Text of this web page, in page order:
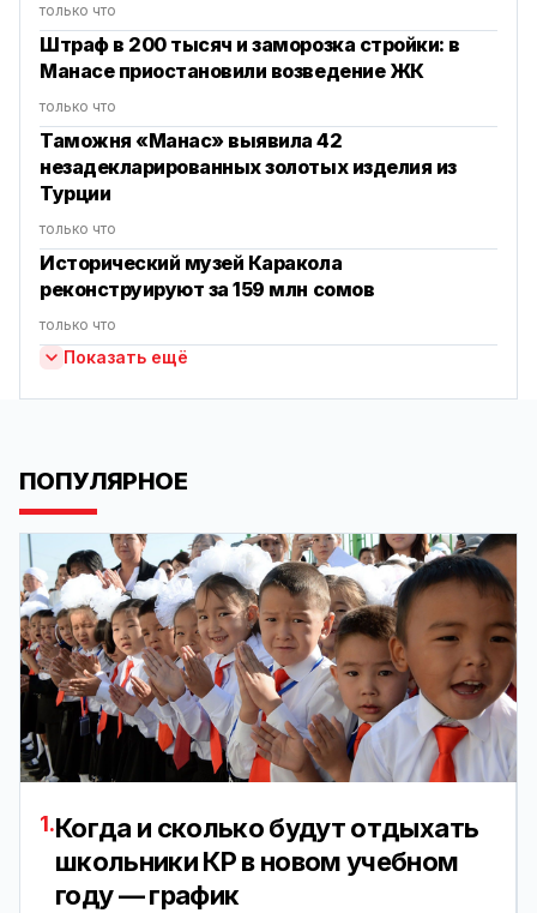
только что
Штраф в 200 тысяч и заморозка стройки: в
Манасе приостановили возведение ЖК
только что
Таможня «Манас» выявила 42
незадекларированных золотых изделия из
Турции
только что
Исторический музей Каракола
реконструируют за 159 млн сомов
только что
Показать ещё
ПОПУЛЯРНОЕ
1.Когда и сколько будут отдыхать
школьники КР в новом учебном
году — график